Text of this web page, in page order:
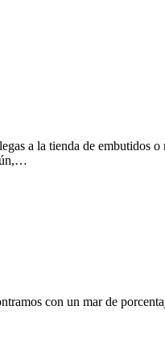
a la tienda de embutidos
con un mar de